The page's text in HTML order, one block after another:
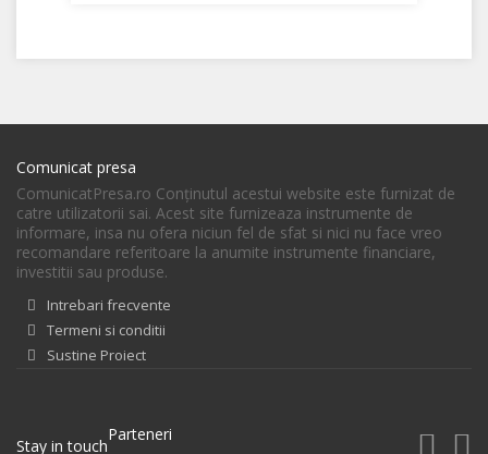
Comunicat presa
ComunicatPresa.ro Conţinutul acestui website este furnizat de
catre utilizatorii sai. Acest site furnizeaza instrumente de
informare, insa nu ofera niciun fel de sfat si nici nu face vreo
recomandare referitoare la anumite instrumente financiare,
investitii sau produse.
Intrebari frecvente
Termeni si conditii
Sustine Proiect
Stay in touch
Parteneri